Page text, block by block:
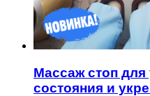
Массаж стоп
состояния и